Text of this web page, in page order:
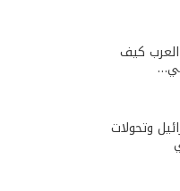
العرب كيف
وتحولات